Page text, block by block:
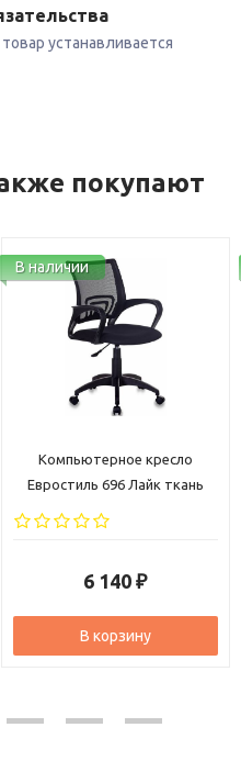
устанавливается
покупают
В наличии
Компьютерное кресло
Евростиль 696 Лайк ткань
6 140 ₽
В корзину